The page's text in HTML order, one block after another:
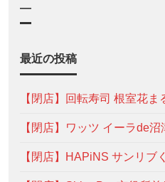
—
最近の投稿
【閉店】回転寿司 根室花ま
【閉店】ワッツ イーラde沼
【閉店】HAPiNS サンリブ